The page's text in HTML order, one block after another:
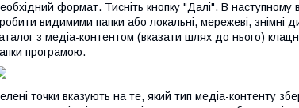
формат. Тисніть кнопку "Далі". В наступному
видимими папки або локальні, мережеві,
з медіа-контентом (вказати шлях до нього)
програмою.
точки вказують на те, який тип медіа-контенту